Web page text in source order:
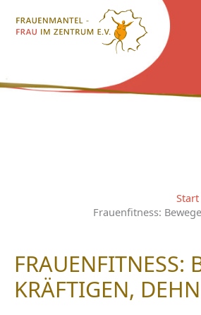
Inhalt
Start
Frauenfitness:
FRAUENFITNESS:
KRÄFTIGEN,